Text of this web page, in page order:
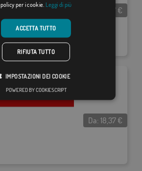
18,37€
Da:18,37€
policy per i cookie. Leggi di più
ACCETTA TUTTO
RIFIUTA TUTTO
IMPOSTAZIONI DEI COOKIE
POWERED BY COOKIESCRIPT